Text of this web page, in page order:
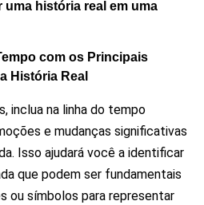
uma história real em uma
com os Principais
História Real
inclua na linha do tempo
e mudanças significativas
Isso ajudará você a identificar
que podem ser fundamentais
ou símbolos para representar